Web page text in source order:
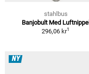
stahlbus
Banjobult Med Luftnippel
296,06 kr1
NY